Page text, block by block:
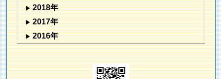
2018年
2017年
2016年